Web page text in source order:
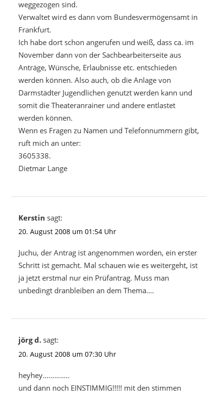
weggezogen sind.
Verwaltet wird es dann vom Bundesvermögensamt in
Frankfurt.
Ich habe dort schon angerufen und weiß, dass ca. im
November dann von der Sachbearbeiterseite aus
Anträge, Wünsche, Erlaubnisse etc. entschieden
werden können. Also auch, ob die Anlage von
Darmstädter Jugendlichen genutzt werden kann und
somit die Theateranrainer und andere entlastet
werden können.
Wenn es Fragen zu Namen und Telefonnummern gibt,
ruft mich an unter:
3605338.
Dietmar Lange
Kerstin sagt:
20. August 2008 um 01:54 Uhr
Juchu, der Antrag ist angenommen worden, ein erster
Schritt ist gemacht. Mal schauen wie es weitergeht, ist
ja jetzt erstmal nur ein Prüfantrag. Muss man
unbedingt dranbleiben an dem Thema….
jörg d. sagt:
20. August 2008 um 07:30 Uhr
heyhey…………..
und dann noch EINSTIMMIG!!!!! mit den stimmen